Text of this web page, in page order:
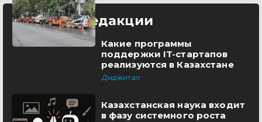
Выбор редакции
Какие программы
поддержки IT-стартапов
реализуются в Казахстане
Диджитал
Казахстанская наука входит
в фазу системного роста